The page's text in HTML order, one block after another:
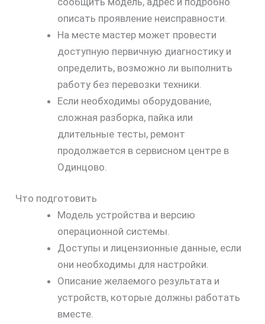
описать проявление неисправности.
На месте мастер может провести
доступную первичную диагностику и
определить, возможно ли выполнить
работу без перевозки техники.
Если необходимы оборудование,
сложная разборка, пайка или
длительные тесты, ремонт
продолжается в сервисном центре в
Одинцово.
Что подготовить
Модель устройства и версию
операционной системы.
Доступы и лицензионные данные, если
они необходимы для настройки.
Описание желаемого результата и
устройств, которые должны работать
вместе.